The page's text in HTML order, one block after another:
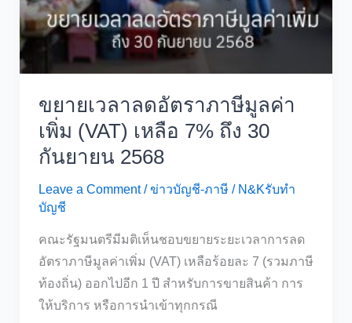
ขยายเวลาลดอัตราภาษีมูลค่า
เพิ่ม (VAT) เหลือ 7% ถึง 30
กันยายน 2568
Leave a Comment /ข่าวบัญชี-ภาษี / N&Kรับทำ
บัญชี
คณะรัฐมนตรีมีมติเห็นชอบขยายระยะเวลาการลด
อัตราภาษีมูลค่าเพิ่ม (VAT) เหลือร้อยละ 7 (รวมภาษี
ท้องถิ่น) ออกไปอีก 1 ปี สำหรับการขายสินค้า การ
ให้บริการ หรือการนำเข้าทุกกรณี